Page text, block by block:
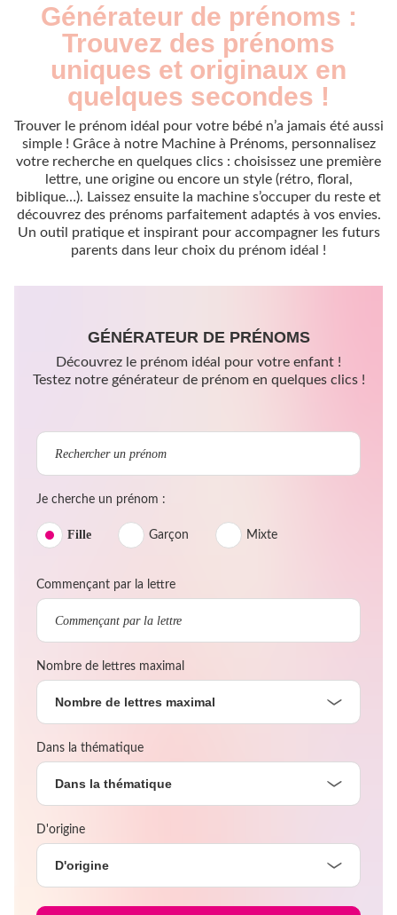
Générateur de prénoms :
Trouvez des prénoms
uniques et originaux en
quelques secondes !
Trouver le prénom idéal pour votre bébé n’a jamais été aussi
simple ! Grâce à notre Machine à Prénoms, personnalisez
votre recherche en quelques clics : choisissez une première
lettre, une origine ou encore un style (rétro, floral,
biblique…). Laissez ensuite la machine s’occuper du reste et
découvrez des prénoms parfaitement adaptés à vos envies.
Un outil pratique et inspirant pour accompagner les futurs
parents dans leur choix du prénom idéal !
GÉNÉRATEUR DE PRÉNOMS
Découvrez le prénom idéal pour votre enfant !
Testez notre générateur de prénom en quelques clics !
Je cherche un prénom :
Fille Garçon Mixte
Commençant par la lettre
Nombre de lettres maximal
Nombre de lettres maximal
Dans la thématique
Dans la thématique
D'origine
D'origine